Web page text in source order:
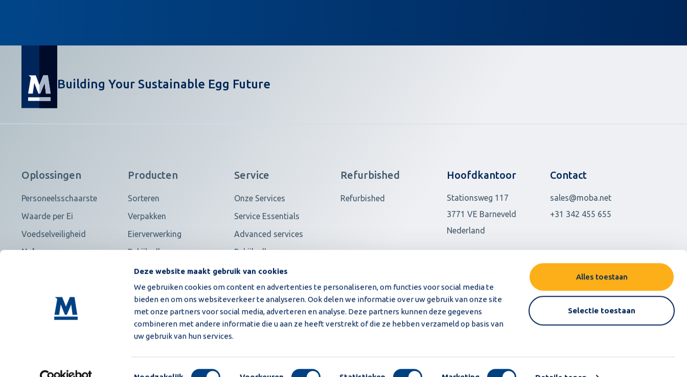
Deze website maakt gebruik van cookies
We gebruiken cookies om content en advertenties te personaliseren, om functies voor social media te
bieden en om ons websiteverkeer te analyseren. Ook delen we informatie over uw gebruik van onze site
met onze partners voor social media, adverteren en analyse. Deze partners kunnen deze gegevens
combineren met andere informatie die u aan ze heeft verstrekt of die ze hebben verzameld op basis van
uw gebruik van hun services.
Toestemmingsselectie
Alles toestaan
Selectie toestaan
Building Your Sustainable Egg Future
Oplossingen
Personeelsschaarste
Waarde per Ei
Voedselveiligheid
Nakomen van
Producten
Sorteren
Verpakken
Eierverwerking
Bekijk alles
Service
Onze Services
Service Essentials
Advanced services
Bekijk alles
Refurbished
Refurbished
Hoofdkantoor
Stationsweg 117
3771 VE Barneveld
Nederland
Contact
sales@moba.net
+31 342 455 655